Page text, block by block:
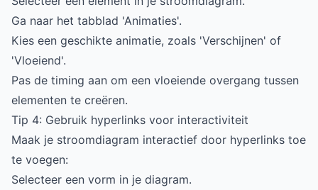
Ga naar het tabblad 'Animaties'.
Kies een geschikte animatie, zoals 'Verschijnen' of
'Vloeiend'.
Pas de timing aan om een vloeiende overgang tussen
elementen te creëren.
Tip 4: Gebruik hyperlinks voor interactiviteit
Maak je stroomdiagram interactief door hyperlinks toe
te voegen:
Selecteer een vorm in je diagram.